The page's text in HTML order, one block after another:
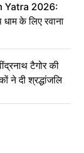
Yatra 2026:
के लिए रवाना
टैगोर की
ने दी श्रद्धांजलि